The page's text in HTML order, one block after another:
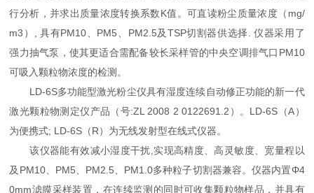
行分析，并求出质量浓度转换系数K值。可直读粉尘质量浓度（mg/
m3）, 具有PM10、PM5、PM2.5及TSP切割器供选择. 仪器采用了
强力抽气泵，使其更适合需配备较长采样管的中央空调排气口PM10
可吸入颗粒物浓度的检测。
LD-6S多功能型激光粉尘仪具有湿度连续自动修正功能的新一代
激光颗粒物测定仪产品（号:ZL 2008 2 0122691.2）。LD-6S（A）
为便携式; LD-6S（R）为无线发射型在线式仪器。
该仪器能有效减小湿度干扰,实现高精度、高灵敏度、宽量程以
及PM10、PM5、PM2.5、PM1.0多种粒子切割器兼容。仪器内置Φ4
0mm滤膜采样装置，在连续监测的同时可收集颗粒物样品，并具有